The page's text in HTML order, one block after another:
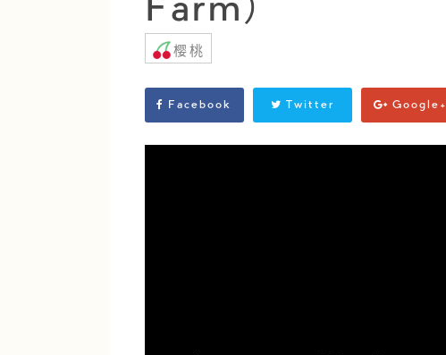
Farm）
樱桃
Facebook Twitter Google+